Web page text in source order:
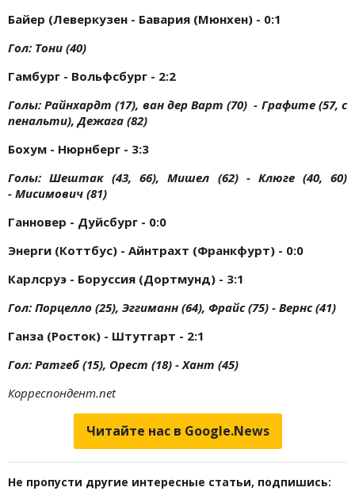
Байер (Леверкузен - Бавария (Мюнхен) - 0:1
Гол: Тони (40)
Гамбург - Вольфсбург - 2:2
Голы: Райнхардт (17), ван дер Варт (70) - Графите (57, с
пенальти), Дежага (82)
Бохум - Нюрнберг - 3:3
Голы: Шештак (43, 66), Мишел (62) - Клюге (40, 60)
- Мисимович (81)
Ганновер - Дуйсбург - 0:0
Энерги (Коттбус) - Айнтрахт (Франкфурт) - 0:0
Карлсруэ - Боруссия (Дортмунд) - 3:1
Гол: Порцелло (25), Эггиманн (64), Фрайс (75) - Вернс (41)
Ганза (Росток) - Штутгарт - 2:1
Гол: Ратгеб (15), Орест (18) - Хант (45)
Корреспондент.net
Читайте нас в Google.News
Не пропусти другие интересные статьи, подпишись: